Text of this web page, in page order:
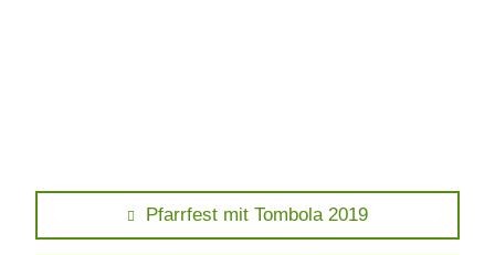
Beitragsnavigation
Previous
post:
Pfarrfest mit Tombola 2019